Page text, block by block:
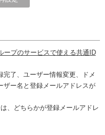
ープのサービスで使える共通ID
了、ユーザー情報変更、ドメ
ザー名と登録メールアドレスが
、どちらかが登録メールアドレ